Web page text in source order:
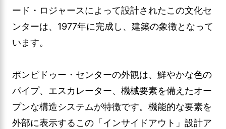
ード・ロジャースによって設計されたこの文化セ
ンターは、1977年に完成し、建築の象徴となって
います。
ポンピドゥー・センターの外観は、鮮やかな色の
パイプ、エスカレーター、機械要素を備えたオー
プンな構造システムが特徴です。機能的な要素を
外部に表示するこの「インサイドアウト」設計ア